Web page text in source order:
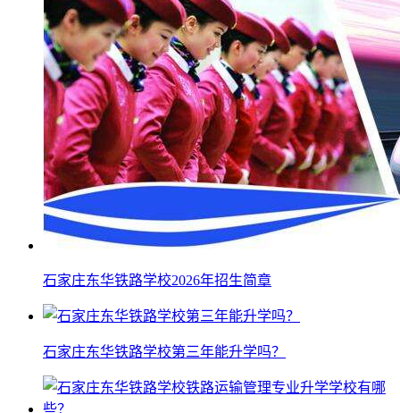
石家庄东华铁路学校2026年招生简章
石家庄东华铁路学校第三年能升学吗？